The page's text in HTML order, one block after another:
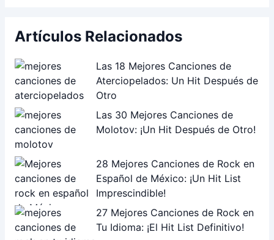
Artículos Relacionados
Las 18 Mejores Canciones de
Aterciopelados: Un Hit Después de
Otro
Las 30 Mejores Canciones de
Molotov: ¡Un Hit Después de Otro!
28 Mejores Canciones de Rock en
Español de México: ¡Un Hit List
Imprescindible!
27 Mejores Canciones de Rock en
Tu Idioma: ¡El Hit List Definitivo!